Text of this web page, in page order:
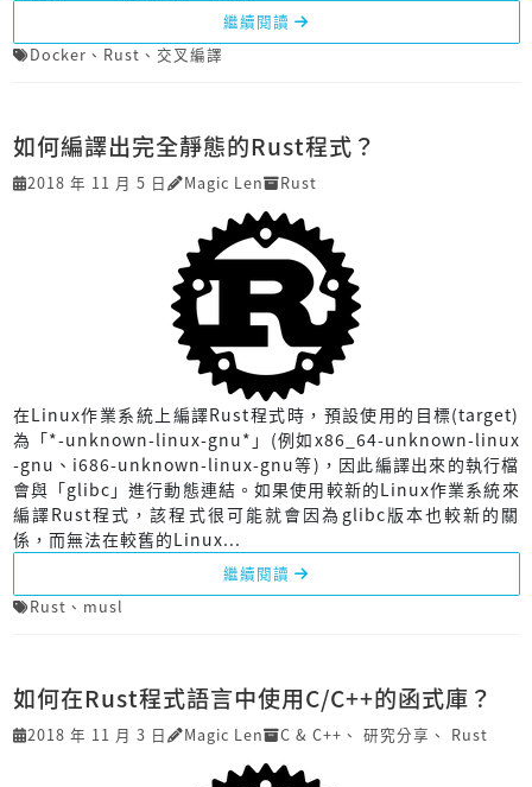
繼續閱讀
Docker 、 Rust 、 交叉編譯
如何編譯出完全靜態的Rust程式？
2018 年 11 月 5 日 Magic Len Rust
在Linux作業系統上編譯Rust程式時，預設使用的目標(target)
為「*-unknown-linux-gnu*」(例如x86_64-unknown-linux
-gnu、i686-unknown-linux-gnu等)，因此編譯出來的執行檔
會與「glibc」進行動態連結。如果使用較新的Linux作業系統來
編譯Rust程式，該程式很可能就會因為glibc版本也較新的關
係，而無法在較舊的Linux...
繼續閱讀
Rust 、 musl
如何在Rust程式語言中使用C/C++的函式庫？
2018 年 11 月 3 日 Magic Len C & C++ 、 研究分享 、 Rust